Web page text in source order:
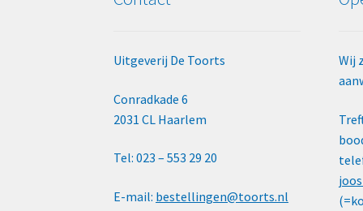
Uitgeverij De Toorts
Conradkade 6
2031 CL Haarlem
Tel: 023 – 553 29 20
E-mail: bestellingen@toorts.nl
Wij